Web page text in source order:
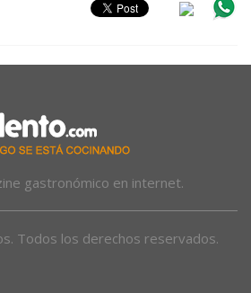
gastronómico en internet.
Todos los derechos reservados.